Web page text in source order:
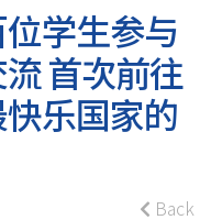
学生参与
首次前往
乐国家的
Back